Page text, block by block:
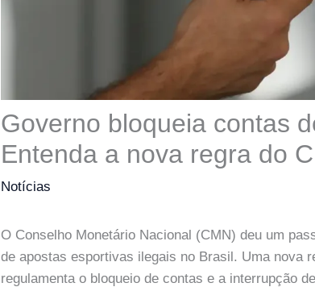
Governo bloqueia contas
Entenda a nova regra do
Notícias
O Conselho Monetário Nacional (CMN) deu um
de apostas esportivas ilegais no Brasil. Uma nova
regulamenta o bloqueio de contas e a interrupção